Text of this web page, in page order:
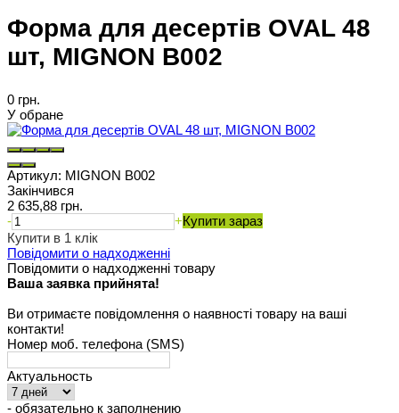
Форма для десертів OVAL 48
шт, MIGNON B002
0 грн.
У обране
Артикул: MIGNON B002
Закінчився
2 635,88 грн.
-
+Купити зараз
Купити в 1 клік
Повідомити о надходженні
Повідомити о надходженні товару
Ваша заявка прийнята!
Ви отримаєте повідомлення о наявності товару на ваші
контакти!
Номер моб. телефона (SMS)
Актуальность
- обязательно к заполнению